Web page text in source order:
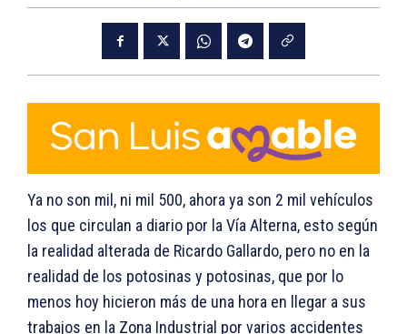
Ya no son mil, ni mil 500, ahora ya son 2 mil vehículos
los que circulan a diario por la Vía Alterna, esto según
la realidad alterada de Ricardo Gallardo, pero no en la
realidad de los potosinas y potosinas, que por lo
menos hoy hicieron más de una hora en llegar a sus
trabajos en la Zona Industrial por varios accidentes